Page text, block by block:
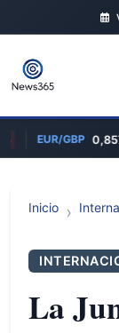
EUR/GBP
Inicio
La